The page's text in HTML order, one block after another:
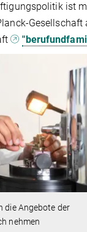
ist
die Angebote der
nehmen